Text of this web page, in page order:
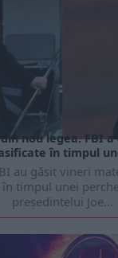
nou legea. FBI
în timpul
au găsit vineri
timpul unei
președintelui Joe...